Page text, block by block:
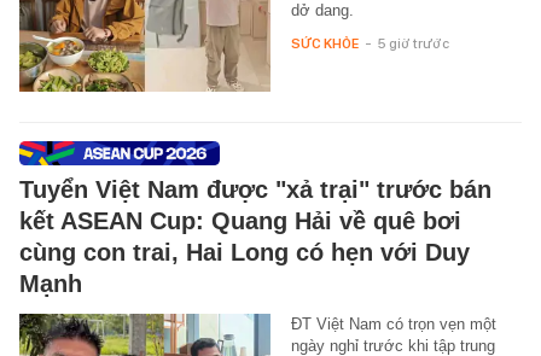
dở dang.
SỨC KHỎE - 5 giờ trước
Tuyển Việt Nam được "xả trại" trước bán
kết ASEAN Cup: Quang Hải về quê bơi
cùng con trai, Hai Long có hẹn với Duy
Mạnh
ĐT Việt Nam có trọn vẹn một
ngày nghỉ trước khi tập trung